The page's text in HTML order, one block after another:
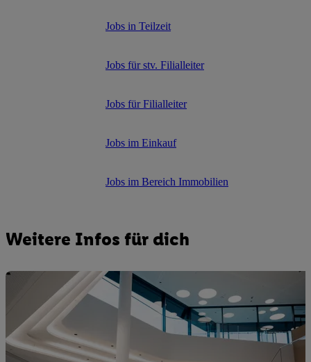
Jobs in Teilzeit
Jobs für stv. Filialleiter
Jobs für Filialleiter
Jobs im Einkauf
Jobs im Bereich Immobilien
Weitere Infos für dich